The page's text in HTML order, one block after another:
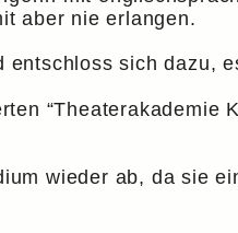
aber nie erlangen.
sich dazu,
“Theaterakademie
wieder ab, da sie